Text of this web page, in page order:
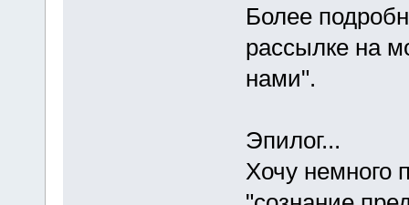
Более
рассылке на
нами".
Эпилог...
Хочу немного